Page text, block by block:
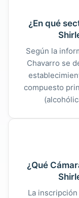
¿En qué
Según la
Chavarro se
compuesto
¿Qué
La